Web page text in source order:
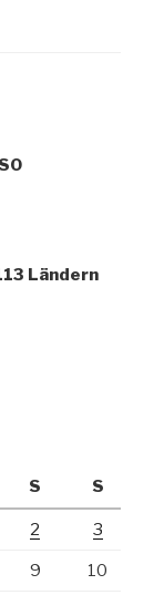
Ländern
S S
2 3
9 10